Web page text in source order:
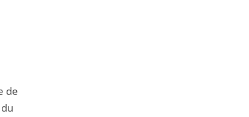
de